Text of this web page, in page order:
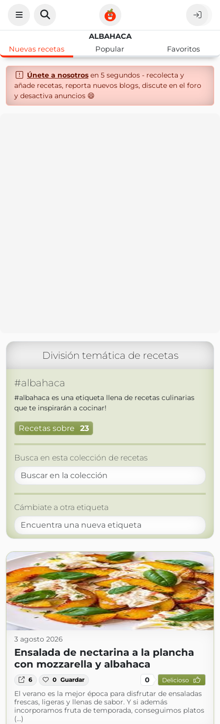
ALBAHACA
Nuevas recetas
Popular Favoritos
Únete a nosotrosen 5 segundos - recolecta y
añade recetas, reporta nuevos blogs, discute en el foro
y desactiva anuncios 😄
División temática de recetas
#albahaca
#albahaca es una etiqueta llena de recetas culinarias
que te inspirarán a cocinar!
Recetas sobre 23
Busca en esta colección de recetas
Cámbiate a otra etiqueta
3 agosto 2026
Ensalada de nectarina a la plancha
con mozzarella y albahaca
6 0 Guardar 0 Delicioso
El verano es la mejor época para disfrutar de ensaladas
frescas, ligeras y llenas de sabor. Y si además
incorporamos fruta de temporada, conseguimos platos
(...)